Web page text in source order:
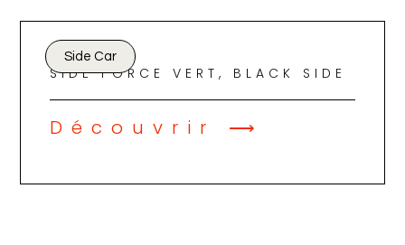
SIDE FORCE VERT, BLACK SIDE
Découvrir ⟶
Side Car